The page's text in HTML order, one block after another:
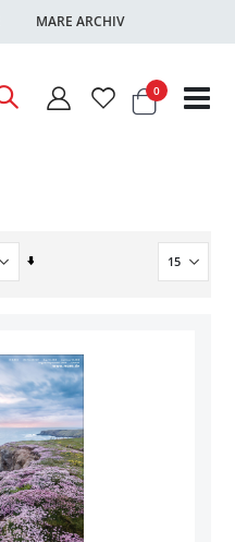
MARE ARCHIV
Warenkorb
0Artikel
In